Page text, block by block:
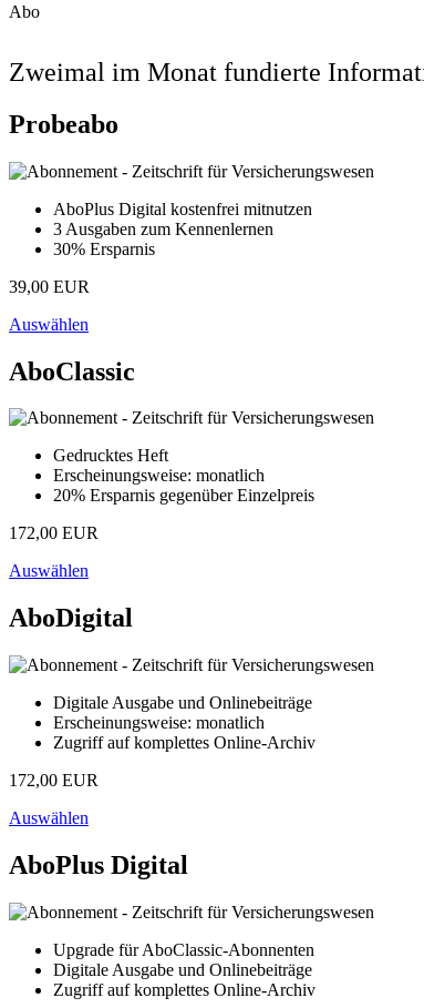
Abo
Zweimal im Monat fundierte
Probeabo
AboPlus Digital kostenfrei mitnutzen
3 Ausgaben zum Kennenlernen
30% Ersparnis
39,00 EUR
Auswählen
AboClassic
Gedrucktes Heft
Erscheinungsweise: monatlich
20% Ersparnis gegenüber Einzelpreis
172,00 EUR
Auswählen
AboDigital
Digitale Ausgabe und Onlinebeiträge
Erscheinungsweise: monatlich
Zugriff auf komplettes Online-Archiv
172,00 EUR
Auswählen
AboPlus Digital
Upgrade für AboClassic-Abonnenten
Digitale Ausgabe und Onlinebeiträge
Zugriff auf komplettes Online-Archiv